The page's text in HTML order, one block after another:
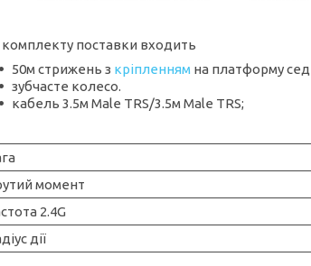
поставки входить
50м стрижень з кріпленням на платформу
зубчасте колесо.
кабель 3.5м Male TRS/3.5м Male TRS;
момент
2.4G
дії